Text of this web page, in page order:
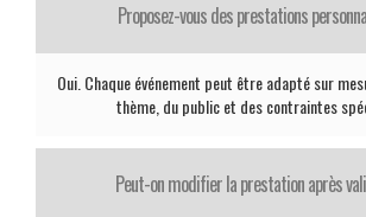
Proposez-vous des prestations
Oui. Chaque événement peut être adapté sur
thème, du public et des contraintes
Peut-on modifier la prestation après